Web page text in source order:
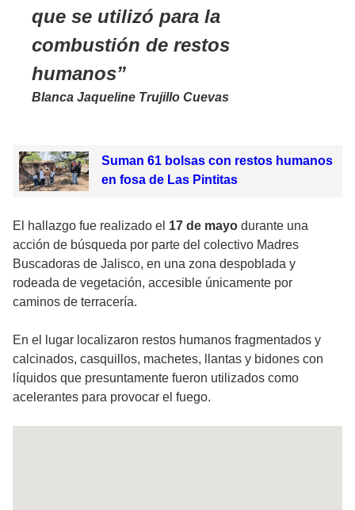
que se utilizó para la
combustión de restos
humanos
Blanca Jaqueline Trujillo Cuevas
Suman 61 bolsas con restos humanos
en fosa de Las Pintitas
El hallazgo fue realizado el 17 de mayo durante una
acción de búsqueda por parte del colectivo Madres
Buscadoras de Jalisco, en una zona despoblada y
rodeada de vegetación, accesible únicamente por
caminos de terracería.
En el lugar localizaron restos humanos fragmentados y
calcinados, casquillos, machetes, llantas y bidones con
líquidos que presuntamente fueron utilizados como
acelerantes para provocar el fuego.